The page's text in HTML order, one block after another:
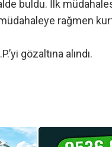
buldu. İlk
rağmen
gözaltına alındı.